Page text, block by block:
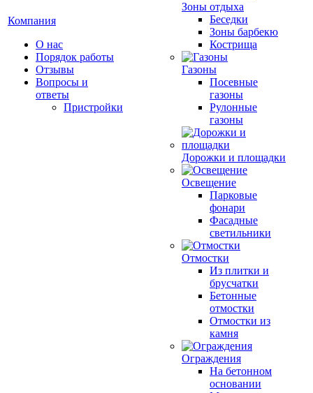
Компания
О нас
Порядок работы
Отзывы
Вопросы и
ответы
Пристройки
Зоны отдыха
Беседки
Зоны барбекю
Кострища
Газоны
Посевные
газоны
Рулонные
газоны
Дорожки и площадки
Освещение
Парковые
фонари
Фасадные
светильники
Отмостки
Из плитки и
брусчатки
Бетонные
отмостки
Отмостки из
камня
Ограждения
На бетонном
основании